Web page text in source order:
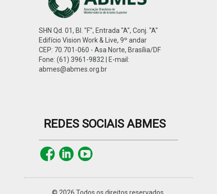
SHN Qd. 01, Bl. "F", Entrada "A", Conj. "A"
Edifício Vision Work & Live, 9º andar
CEP: 70.701-060 - Asa Norte, Brasília/DF
Fone: (61) 3961-9832 | E-mail:
abmes@abmes.org.br
REDES SOCIAIS ABMES